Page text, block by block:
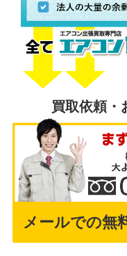
買取依頼・
メールでの無